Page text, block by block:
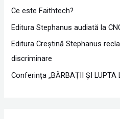
Ce este Faithtech?
Editura Stephanus audiată la
Editura Creștină Stephanus
discriminare
Conferința „BĂRBAŢII ŞI LUPTA